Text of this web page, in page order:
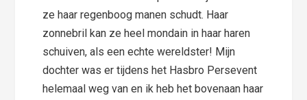
ze haar regenboog manen schudt. Haar
zonnebril kan ze heel mondain in haar haren
schuiven, als een echte wereldster! Mijn
dochter was er tijdens het Hasbro Persevent
helemaal weg van en ik heb het bovenaan haar